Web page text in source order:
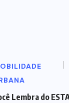
Lembra do